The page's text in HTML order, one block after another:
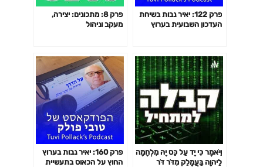
פרק 122: יאיר נבות בשיחת
העדכון השבועית בערוץ
העולם. הפודקאסט של טובי
פולק
פרק 8: מתכונים: יצירה,
מעקב וניהול
וַיֹּאמֶר כִּי יָד עַל כֵּס יָהּ מִלְחָמָה
לַיהוָה בַּעֲמָלֵק מִדֹּר דֹּר
פרק 160: יאיר נבות בערוץ
החוץ על הכאוס בתעשיית